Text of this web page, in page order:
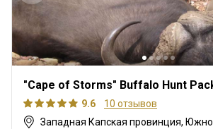
"Cape of Storms" Buffalo Hunt
9.6
10 отзывов